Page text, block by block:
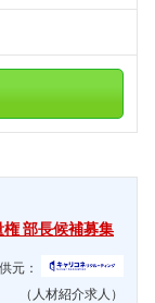
部長候補募集
元：
（人材紹介求人）